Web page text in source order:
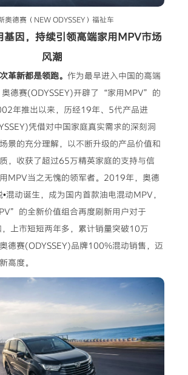
奥德赛（NEW ODYSSEY）福祉车
基因，持续引领高端家用MPV市场
风潮
革新都是领跑。作为最早进入中国的高端
奥德赛(ODYSSEY)开辟了“家用MPV”的
年推出以来，历经19年、5代产品进
凭借对中国家庭真实需求的深刻洞
景的充分理解，以不断升级的产品价值和
，收获了超过65万精英家庭的支持与信
MPV当之无愧的领军者。2019年，奥德
混动诞生，成为国内首款油电混动MPV，
的全新价值组合再度刷新用户对于
上市短短两年多，累计销量突破10万
德赛(ODYSSEY)品牌100%混动销售，迈
高度。